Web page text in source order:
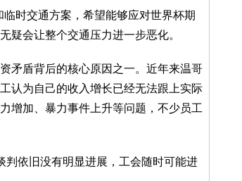
时交通方案，希望能够应对世界杯期
疑会让整个交通压力进一步恶化。
矛盾背后的核心原因之一。近年来温哥
认为自己的收入增长已经无法跟上实际
增加、暴力事件上升等问题，不少员工
判依旧没有明显进展，工会随时可能进